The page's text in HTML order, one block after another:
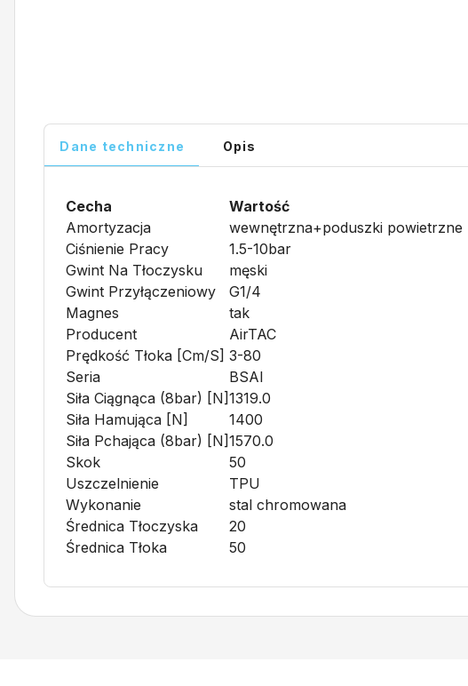
Dane techniczne Opis
Cecha
Wartość
Amortyzacja
wewnętrzna+poduszki powietrzne
Ciśnienie Pracy
1.5-10bar
Gwint Na Tłoczysku
męski
Gwint Przyłączeniowy
G1/4
Magnes
tak
Producent
AirTAC
Prędkość Tłoka [cm/s] 3-80
Seria
BSAI
Siła Ciągnąca (8bar) [N]1319.0
Siła Hamująca [N]
1400
Siła Pchająca (8bar) [N]1570.0
Skok
50
Uszczelnienie
TPU
Wykonanie
stal chromowana
Średnica Tłoczyska
20
Średnica Tłoka
50